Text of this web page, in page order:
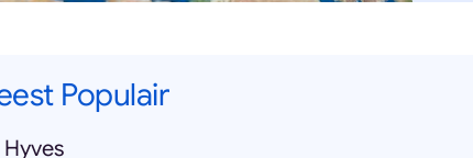
Populair
Hyves